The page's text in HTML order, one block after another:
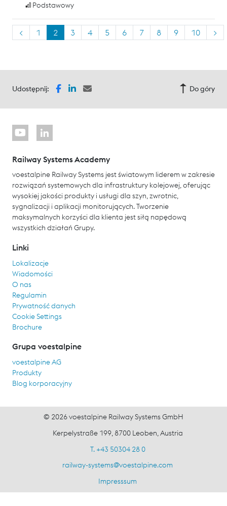
Podstawowy
< 1 2 3 4 5 6 7 8 9 10 >
Udostępnij: Do góry
Railway Systems Academy
voestalpine Railway Systems jest światowym liderem w zakresie
rozwiązań systemowych dla infrastruktury kolejowej, oferując
wysokiej jakości produkty i usługi dla szyn, zwrotnic,
sygnalizacji i aplikacji monitorujących. Tworzenie
maksymalnych korzyści dla klienta jest siłą napędową
wszystkich działań Grupy.
Linki
Lokalizacje
Wiadomości
O nas
Regulamin
Prywatność danych
Cookie Settings
Brochure
Grupa voestalpine
voestalpine AG
Produkty
Blog korporacyjny
© 2026 voestalpine Railway Systems GmbH
Kerpelystraße 199, 8700 Leoben, Austria
T. +43 50304 28 0
railway-systems@voestalpine.com
Impresssum